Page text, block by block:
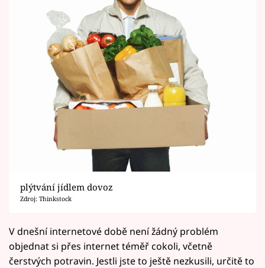
plýtvání jídlem dovoz
Zdroj: Thinkstock
V dnešní internetové době není žádný problém
objednat si přes internet téměř cokoli, včetně
čerstvých potravin. Jestli jste to ještě nezkusili, určitě to